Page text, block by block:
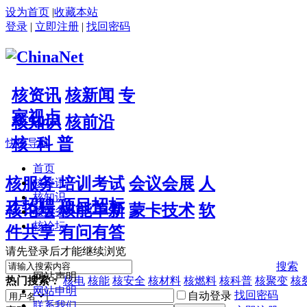
设为首页 |收藏本站
登录 | 立即注册 | 找回密码
核资讯 核新闻 专
家视点
核知识 核前沿
核 科 普
核服务 培训考试 会议会展 人
才招聘 项目招标
核论坛 核能革新 蒙卡技术 软
件共享 有问有答
搜索
热门搜索： 核电 核能 核安全 核材料 核燃料 核科普 核聚变 核
自动登录 找回密码
快捷导航
首页
核资讯
核知识
核服务
核论坛
请先登录后才能继续浏览
网站声明
网站申明